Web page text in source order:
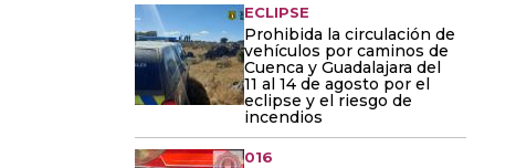
ECLIPSE
Prohibida la circulación de
vehículos por caminos de
Cuenca y Guadalajara del
11 al 14 de agosto por el
eclipse y el riesgo de
incendios
016